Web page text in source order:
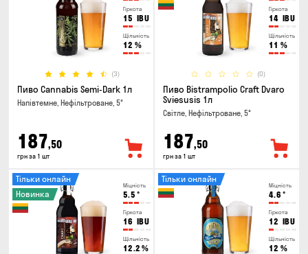
Гіркота
15 IBU
Щільність
12 %
(3)
Пиво Cannabis Semi-Dark 1л
Напівтемне, Нефільтроване, 5°
187,50
грн за 1 шт
Гіркота
14 IBU
Щільність
11 %
(0)
Пиво Bistrampolio Craft Dvaro
Sviesusis 1л
Світле, Нефільтроване, 5°
187,50
грн за 1 шт
Міцність
5.5 °
Гіркота
16 IBU
Щільність
12.2 %
Тільки онлайн
Новинка
Міцність
4.6 °
Гіркота
12 IBU
Щільність
12 %
Тільки онлайн